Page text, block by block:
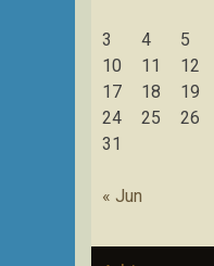
3
4 5
10
11 12
17
18 19
24
25 26
31
« Jun